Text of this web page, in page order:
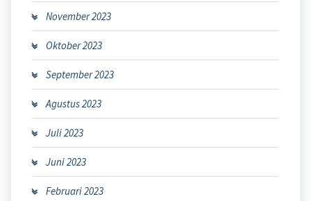
November 2023
Oktober 2023
September 2023
Agustus 2023
Juli 2023
Juni 2023
Februari 2023